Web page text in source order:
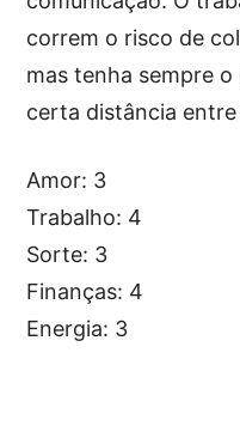
correm o risco de
mas tenha sempre
certa distância
Amor: 3
Trabalho: 4
Sorte: 3
Finanças: 4
Energia: 3